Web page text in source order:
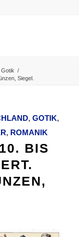
Gotik /
Siegel.
,GOTIK,
, ROMANIK
BIS